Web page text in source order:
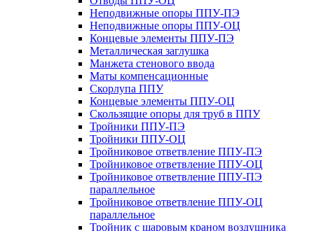
Неподвижные опоры ППУ-ПЭ
Неподвижные опоры ППУ-ОЦ
Концевые элементы ППУ-ПЭ
Металлическая заглушка
Манжета стенового ввода
Маты компенсационные
Скорлупа ППУ
Концевые элементы ППУ-ОЦ
Скользящие опоры для труб в ППУ
Тройники ППУ-ПЭ
Тройники ППУ-ОЦ
Тройниковое ответвление ППУ-ПЭ
Тройниковое ответвление ППУ-ОЦ
Тройниковое ответвление ППУ-ПЭ
параллельное
Тройниковое ответвление ППУ-ОЦ
параллельное
Тройник с шаровым краном воздушника